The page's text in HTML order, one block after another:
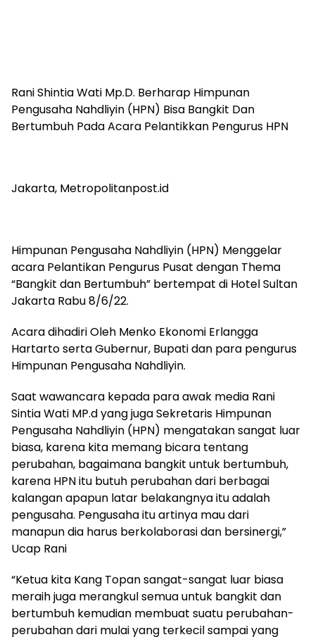
Rani Shintia Wati Mp.D. Berharap Himpunan
Pengusaha Nahdliyin (HPN) Bisa Bangkit Dan
Bertumbuh Pada Acara Pelantikkan Pengurus HPN
Jakarta, Metropolitanpost.id
Himpunan Pengusaha Nahdliyin (HPN) Menggelar
acara Pelantikan Pengurus Pusat dengan Thema
“Bangkit dan Bertumbuh” bertempat di Hotel Sultan
Jakarta Rabu 8/6/22.
Acara dihadiri Oleh Menko Ekonomi Erlangga
Hartarto serta Gubernur, Bupati dan para pengurus
Himpunan Pengusaha Nahdliyin.
Saat wawancara kepada para awak media Rani
Sintia Wati MP.d yang juga Sekretaris Himpunan
Pengusaha Nahdliyin (HPN) mengatakan sangat luar
biasa, karena kita memang bicara tentang
perubahan, bagaimana bangkit untuk bertumbuh,
karena HPN itu butuh perubahan dari berbagai
kalangan apapun latar belakangnya itu adalah
pengusaha. Pengusaha itu artinya mau dari
manapun dia harus berkolaborasi dan bersinergi,”
Ucap Rani
“Ketua kita Kang Topan sangat-sangat luar biasa
meraih juga merangkul semua untuk bangkit dan
bertumbuh kemudian membuat suatu perubahan-
perubahan dari mulai yang terkecil sampai yang